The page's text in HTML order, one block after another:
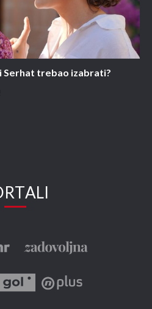
Serhat trebao izabrati?